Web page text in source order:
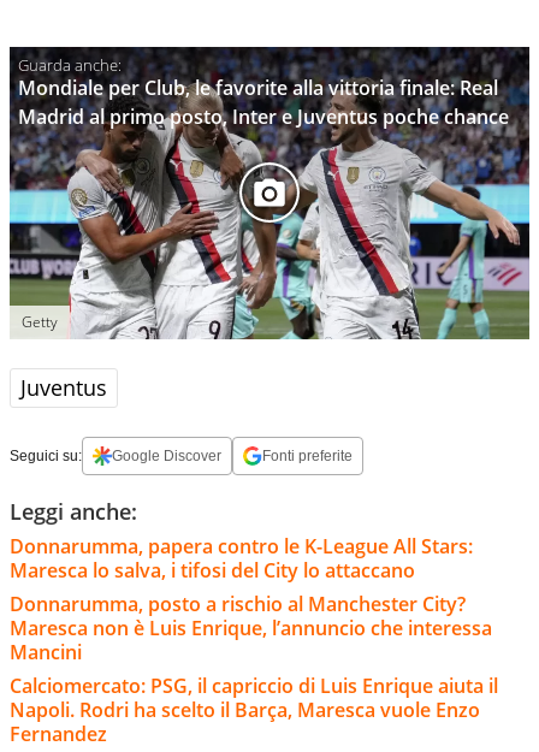
Mondiale per Club, le favorite alla vittoria finale: Real
Madrid al primo posto, Inter e Juventus poche chance
Getty
Juventus
Seguici su: Google Discover Fonti preferite
Leggi anche:
Donnarumma, papera contro le K-League All Stars:
Maresca lo salva, i tifosi del City lo attaccano
Donnarumma, posto a rischio al Manchester City?
Maresca non è Luis Enrique, l’annuncio che interessa
Mancini
Calciomercato: PSG, il capriccio di Luis Enrique aiuta il
Napoli. Rodri ha scelto il Barça, Maresca vuole Enzo
Fernandez